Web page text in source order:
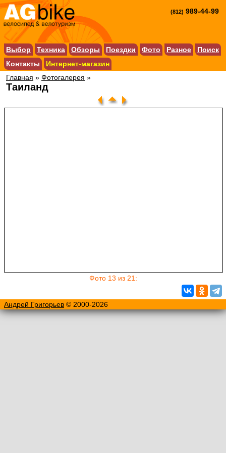
(812) 989-44-99
Выбор Техника Обзоры Поездки Фото Разное
Поиск
Контакты
Интернет-магазин
Главная » Фотогалерея »
Таиланд
Фото 13 из 21:
Андрей Григорьев © 2000-2026